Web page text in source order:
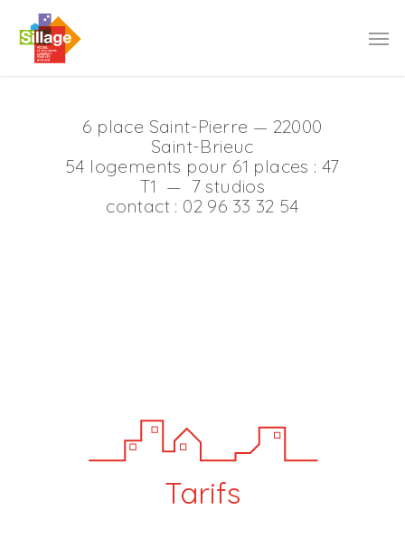
6 place Saint-Pierre — 22000
Saint-Brieuc
54 logements pour 61 places : 47
T1 — 7 studios
contact : 02 96 33 32 54
Tarifs